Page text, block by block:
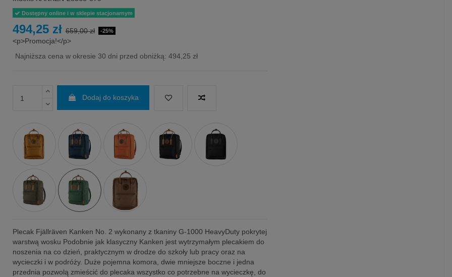
Dostępny online i w sklepie stacjonarnym
494,25 zł 659,00 zł -25%
<p>Promocja!</p>
Najniższa cena w okresie 30 dni przed obniżką: 494,25 zł
Dodaj do koszyka
Plecak Fjällräven Kanken No. 2 wykonany z tkaniny G-1000 HeavyDuty pokrytej
warstwą wosku Podobnie jak klasyczny Kanken jest wytrzymałym plecakiem do
noszenia na co dzień, praktycznym w drodze do szkoły lub pracy oraz na
wycieczki i w podróży. Duże pojemna komora, dwie mniejsze boczne i jedna
przednia pozwolą zmieścić do plecaka wszystko co potrzebne na wycieczkę, do